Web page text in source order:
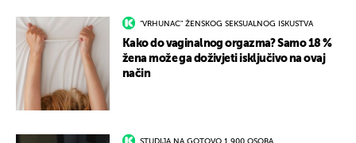
"VRHUNAC" ŽENSKOG SEKSUALNOG ISKUSTVA
Kako do vaginalnog orgazma? Samo 18 %
žena može ga doživjeti isključivo na ovaj
način